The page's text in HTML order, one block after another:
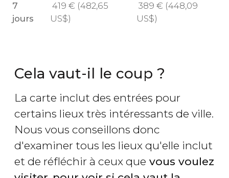
7
jours
419 € (482,65
US$)
389 € (448,09
US$)
Cela vaut-il le coup ?
La carte inclut des entrées pour
certains lieux très intéressants de ville.
Nous vous conseillons donc
d'examiner tous les lieux qu'elle inclut
et de réfléchir à ceux que vous voulez